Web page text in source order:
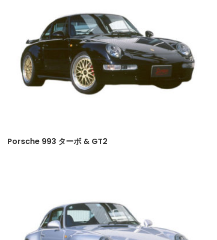
Porsche 993 ターボ & GT2